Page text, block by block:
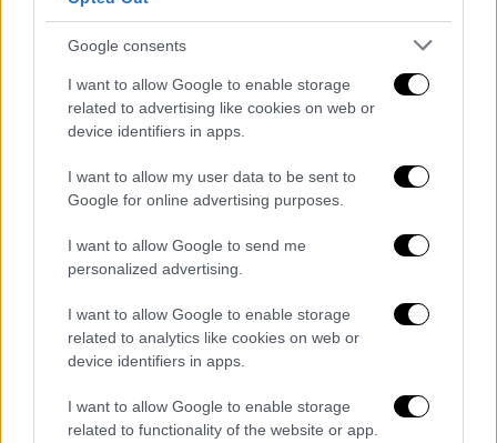
Google consents
I want to allow Google to enable storage
related to advertising like cookies on web or
device identifiers in apps.
I want to allow my user data to be sent to
Google for online advertising purposes.
I want to allow Google to send me
personalized advertising.
I want to allow Google to enable storage
related to analytics like cookies on web or
device identifiers in apps.
I want to allow Google to enable storage
related to functionality of the website or app.
Ανησυχία για τον ενεργειακό «τουρισμό»
που φουσκώνει τις ληξιπρόθεσμες
οφειλές - Στο τραπέζι Τειρεσίας στο
ρεύμα